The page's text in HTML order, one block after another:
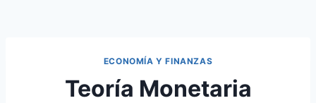
ECONOMÍA Y FINANZAS
Teoría Monetaria